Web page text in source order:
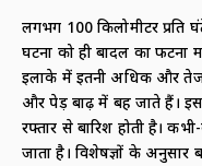
लगभग 100 किलोमीटर प्रति
घटना को ही बादल का
इलाके में इतनी अधिक और तेज
और पेड़ बाढ़ में बह जाते हैं।
रफ्तार से बारिश होती है।
जाता है। विशेषज्ञों के अनुसार